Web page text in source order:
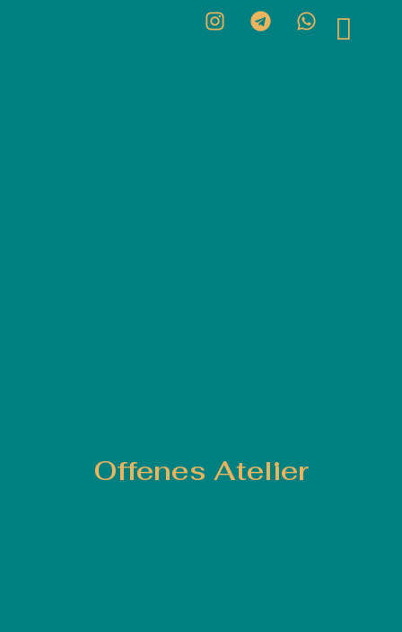
Offenes Atelier